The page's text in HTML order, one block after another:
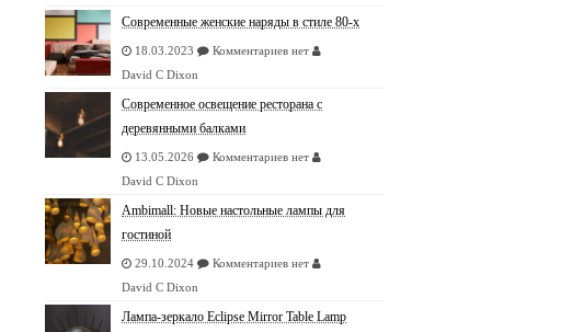
Современные женские наряды в стиле 80-х
18.03.2023
Комментариев нет
David C Dixon
Современное освещение ресторана с
деревянными балками
13.05.2026
Комментариев нет
David C Dixon
Ambimall: Новые настольные лампы для
гостиной
29.10.2024
Комментариев нет
David C Dixon
Лампа-зеркало Eclipse Mirror Table Lamp